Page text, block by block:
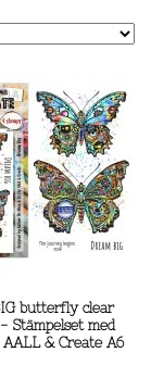
butterfly clear
Stämpelset med
& Create A6